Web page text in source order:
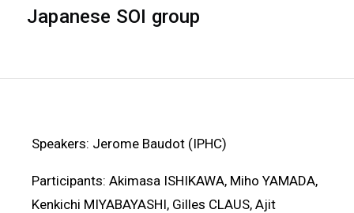
Japanese SOI group
Speakers: Jerome Baudot (IPHC)
Participants: Akimasa ISHIKAWA, Miho YAMADA,
Kenkichi MIYABAYASHI, Gilles CLAUS, Ajit